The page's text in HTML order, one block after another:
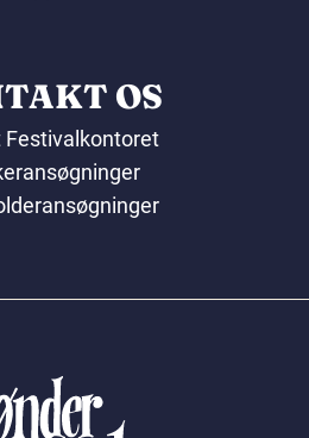
OS
Festivalkontoret